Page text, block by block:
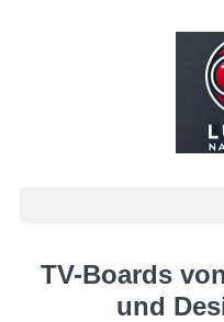
TV-Boards
und